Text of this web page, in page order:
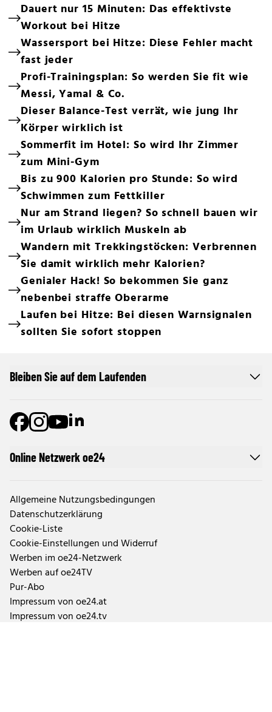
Dauert nur 15 Minuten: Das effektivste
Workout bei Hitze
Wassersport bei Hitze: Diese Fehler macht
fast jeder
Profi-Trainingsplan: So werden Sie fit wie
Messi, Yamal & Co.
Dieser Balance-Test verrät, wie jung Ihr
Körper wirklich ist
Sommerfit im Hotel: So wird Ihr Zimmer
zum Mini-Gym
Bis zu 900 Kalorien pro Stunde: So wird
Schwimmen zum Fettkiller
Nur am Strand liegen? So schnell bauen wir
im Urlaub wirklich Muskeln ab
Wandern mit Trekkingstöcken: Verbrennen
Sie damit wirklich mehr Kalorien?
Genialer Hack! So bekommen Sie ganz
nebenbei straffe Oberarme
Laufen bei Hitze: Bei diesen Warnsignalen
sollten Sie sofort stoppen
Online Netzwerk oe24
Allgemeine Nutzungsbedingungen
Datenschutzerklärung
Cookie-Liste
Cookie-Einstellungen und Widerruf
Werben im oe24-Netzwerk
Werben auf oe24TV
Pur-Abo
Impressum von oe24.at
Impressum von oe24.tv
Bleiben Sie auf dem Laufenden